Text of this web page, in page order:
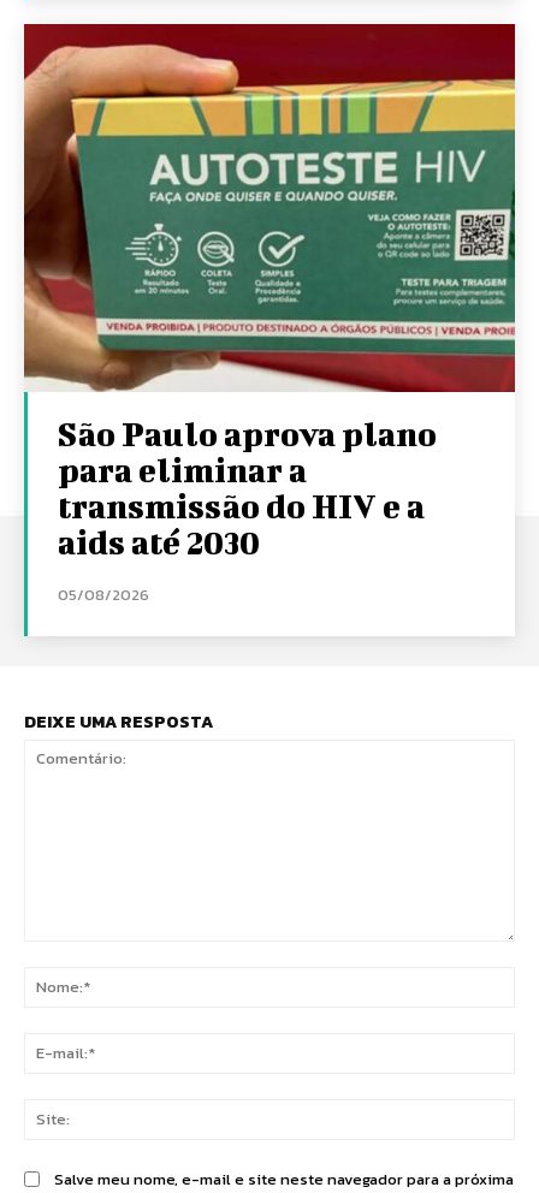
São Paulo aprova plano
para eliminar a
transmissão do HIV e a
aids até 2030
05/08/2026
DEIXE UMA RESPOSTA
Salve meu nome, e-mail e site neste navegador para a próxima